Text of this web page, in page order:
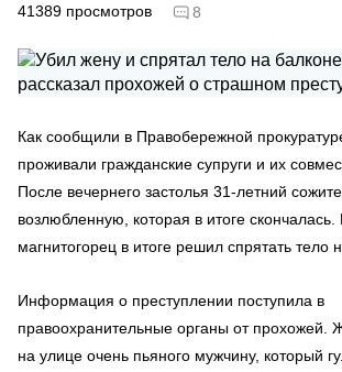
41389 просмотров 8
Как сообщили в Правобережной
проживали гражданские супруги и их
После вечернего застолья 31-летний
возлюбленную, которая в итоге
магнитогорец в итоге решил спрятать тело
Информация о преступлении поступила в
правоохранительные органы от прохожей.
на улице очень пьяного мужчину, который